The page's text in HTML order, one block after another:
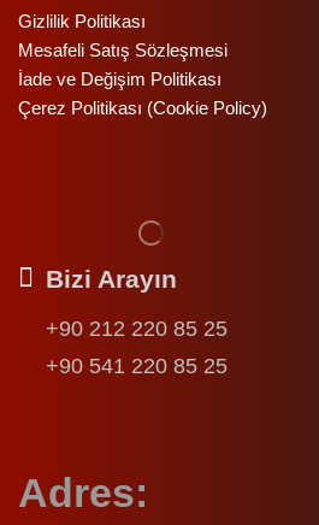
Gizlilik Politikası
Mesafeli Satış Sözleşmesi
İade ve Değişim Politikası
Çerez Politikası (Cookie Policy)
Bizi Arayın
+90 212 220 85 25
+90 541 220 85 25
Adres: